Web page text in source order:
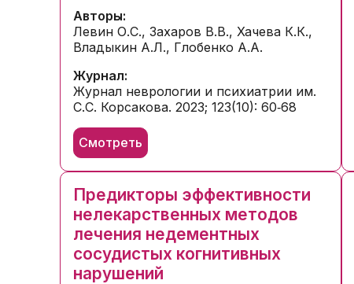
Авторы:
Левин О.С., Захаров В.В., Хачева К.К.,
Владыкин А.Л., Глобенко А.А.
Журнал:
Журнал неврологии и психиатрии им.
С.С. Корсакова. 2023; 123(10): 60‑68
Смотреть
Предикторы эффективности
нелекарственных методов
лечения недементных
сосудистых когнитивных
нарушений